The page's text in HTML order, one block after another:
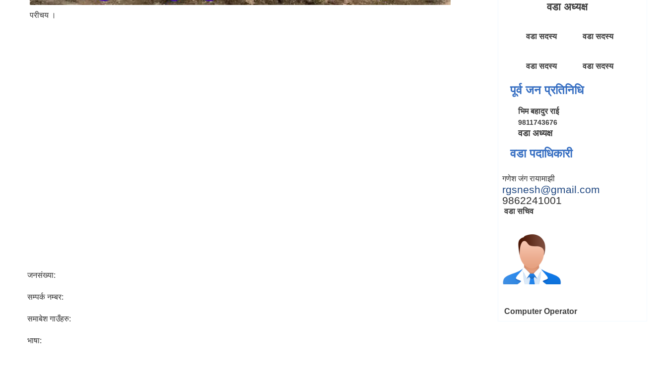
परीचय ।
जनसंख्या:
सम्पर्क नम्बर:
समाबेश गाउँहरु:
भाषा:
वडा अध्यक्ष
वडा सदस्य वडा सदस्य
वडा सदस्य वडा सदस्य
पूर्व जन प्रतिनिधि
भिम बहादुर राई
9811743676
वडा अध्यक्ष
वडा पदाधिकारी
गणेश जंग रायामाझी
rgsnesh@gmail.com
9862241001
वडा सचिव
Computer Operator